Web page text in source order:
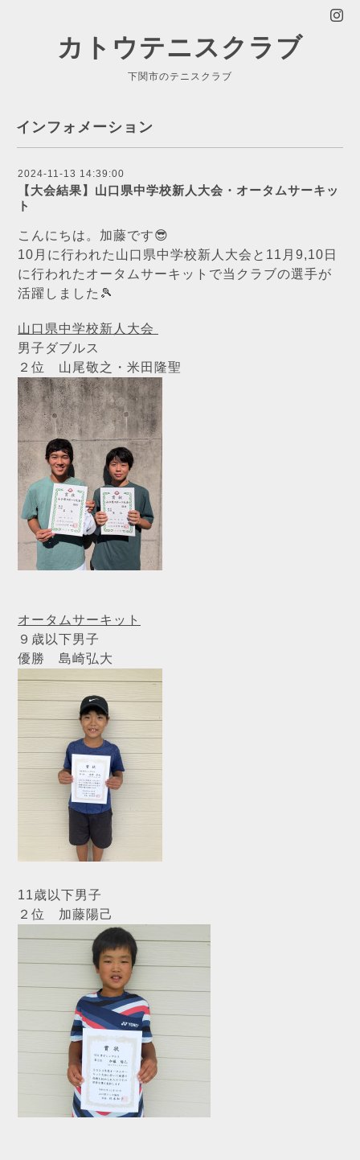
カトウテニスクラブ
下関市のテニスクラブ
インフォメーション
2024-11-13 14:39:00
【大会結果】山口県中学校新人大会・オータムサーキッ
ト
こんにちは。加藤です😎
10月に行われた山口県中学校新人大会と11月9,10日
に行われたオータムサーキットで当クラブの選手が
活躍しました🎾
山口県中学校新人大会
男子ダブルス
２位 山尾敬之・米田隆聖
オータムサーキット
９歳以下男子
優勝 島崎弘大
11歳以下男子
２位 加藤陽己